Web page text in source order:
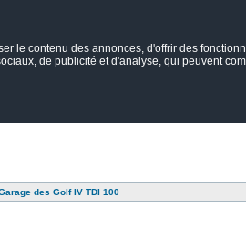
le contenu des annonces, d'offrir des
de publicité et d'analyse, qui peuvent
des Golf IV TDI 100